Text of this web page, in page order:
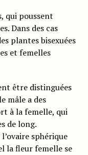
qui poussent
Dans des cas
plantes bisexuées
et femelles
être distinguées
mâle a des
à la femelle, qui
de long.
sphérique
la fleur femelle se